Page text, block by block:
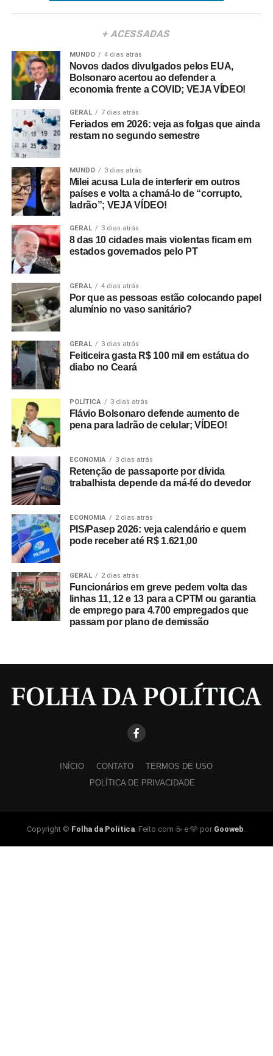
+ ACESSADAS
MUNDO 4 dias atrás
Novos dados divulgados pelos EUA,
Bolsonaro acertou ao defender a
economia frente a COVID; VEJA VÍDEO!
GERAL 7 dias atrás
Feriados em 2026: veja as folgas que ainda
restam no segundo semestre
MUNDO 3 dias atrás
Milei acusa Lula de interferir em outros
países e volta a chamá-lo de “corrupto,
ladrão”; VEJA VÍDEO!
GERAL 3 dias atrás
8 das 10 cidades mais violentas ficam em
estados governados pelo PT
GERAL 4 dias atrás
Por que as pessoas estão colocando papel
alumínio no vaso sanitário?
GERAL 3 dias atrás
Feiticeira gasta R$ 100 mil em estátua do
diabo no Ceará
POLÍTICA 3 dias atrás
Flávio Bolsonaro defende aumento de
pena para ladrão de celular; VÍDEO!
ECONOMIA 3 dias atrás
Retenção de passaporte por dívida
trabalhista depende da má-fé do devedor
ECONOMIA 2 dias atrás
PIS/Pasep 2026: veja calendário e quem
pode receber até R$ 1.621,00
GERAL 2 dias atrás
Funcionários em greve pedem volta das
linhas 11, 12 e 13 para a CPTM ou garantia
de emprego para 4.700 empregados que
passam por plano de demissão
INÍCIO CONTATO
TERMOS DE USO
POLÍTICA DE PRIVACIDADE
Copyright © Folha da Política. Feito com ☕ e 🩵 por Gooweb.